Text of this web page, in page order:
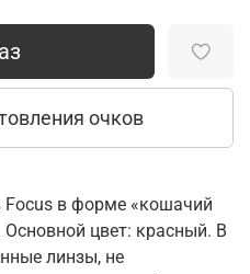
очков
в форме «кошачий
Основной цвет: красный. В
линзы, не